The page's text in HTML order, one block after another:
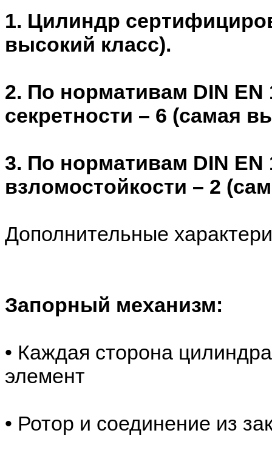
1. Цилиндр
высокий класс).
2. По нормативам DIN EN
секретности – 6 (самая
3. По нормативам DIN EN
взломостойкости – 2
Дополнительные
Запорный механизм:
• Каждая сторона
элемент
• Ротор и соединение из